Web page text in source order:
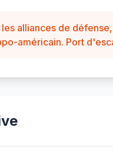
alliances de
américain. Port